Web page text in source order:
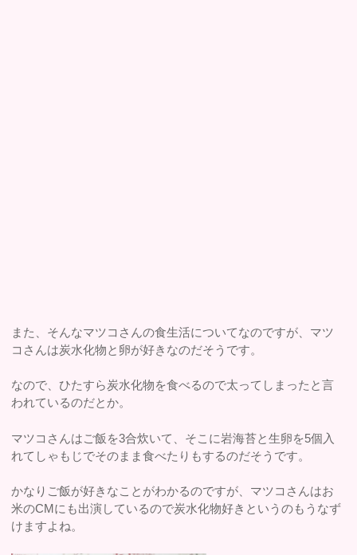
また、そんなマツコさんの食生活についてなのですが、マツ
コさんは炭水化物と卵が好きなのだそうです。
なので、ひたすら炭水化物を食べるので太ってしまったと言
われているのだとか。
マツコさんはご飯を3合炊いて、そこに岩海苔と生卵を5個入
れてしゃもじでそのまま食べたりもするのだそうです。
かなりご飯が好きなことがわかるのですが、マツコさんはお
米のCMにも出演しているので炭水化物好きというのもうなず
けますよね。